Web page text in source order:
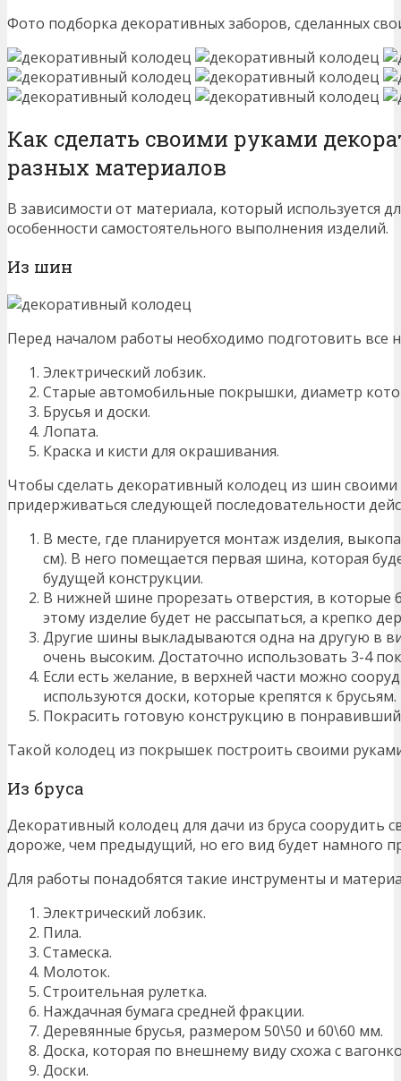
Фото подборка декоративных заборов, сделанных
Как сделать своими руками
разных материалов
В зависимости от материала, который используется
особенности самостоятельного выполнения изделий.
Из шин
Перед началом работы необходимо подготовить все
Электрический лобзик.
Старые автомобильные покрышки, диаметр
Брусья и доски.
Лопата.
Краска и кисти для окрашивания.
Чтобы сделать декоративный колодец из шин
придерживаться следующей последовательности
В месте, где планируется монтаж изделия,
см). В него помещается первая шина, которая
будущей конструкции.
В нижней шине прорезать отверстия, в которые
этому изделие будет не рассыпаться, а крепко
Другие шины выкладываются одна на другую в
очень высоким. Достаточно использовать 3-4
Если есть желание, в верхней части можно
используются доски, которые крепятся к брусьям.
Покрасить готовую конструкцию в
Такой колодец из покрышек построить своими
Из бруса
Декоративный колодец для дачи из бруса соорудить
дороже, чем предыдущий, но его вид будет намного
Для работы понадобятся такие инструменты и
Электрический лобзик.
Пила.
Стамеска.
Молоток.
Строительная рулетка.
Наждачная бумага средней фракции.
Деревянные брусья, размером 50\50 и 60\60 мм.
Доска, которая по внешнему виду схожа с
Доски.